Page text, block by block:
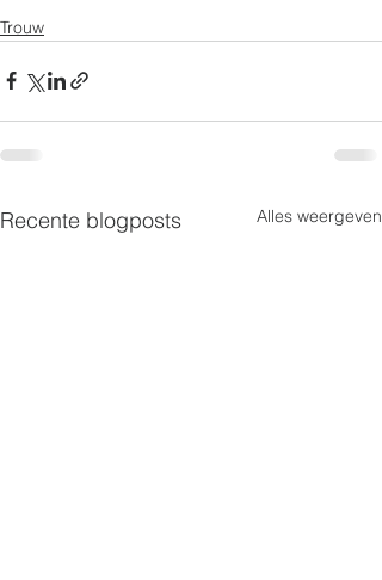
Trouw
Recente blogposts Alles weergeven